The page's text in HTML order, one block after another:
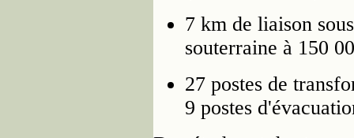
7 km de liaison
souterraine à 150
27 postes de
9 postes